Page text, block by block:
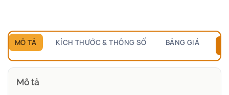
MÔ TẢ KÍCH THƯỚC & THÔNG SỐ BẢNG GIÁ
Mô tả